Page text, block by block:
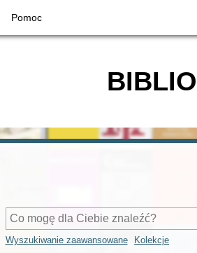
Pomoc
Wyszukiwanie zaawansowane Kolekcje